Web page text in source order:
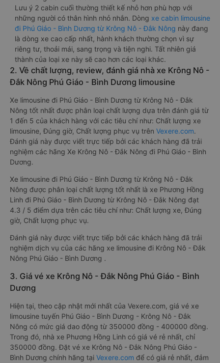
Lưu ý 2 cabin cuối thường thiết kế nhỏ hơn phù hợp với
những người có thân hình nhỏ nhắn. Dòng xe cabin limousine
đi Phú Giáo - Bình Dương từ Krông Nô - Đắk Nông này đang
là dòng xe cao cấp nhất, hành khách thường chọn vì sự
riêng tư, thoải mái, sang trọng và tiện nghi. Tất nhiên giá
thành của loại xe này sẽ cao hơn các loại khác.
2. Về chất lượng, review, đánh giá nhà xe Krông Nô -
Đắk Nông Phú Giáo - Bình Dương limousine
Xe limousine đi Phú Giáo - Bình Dương từ Krông Nô - Đắk
Nông tốt nhất được phân loại chất lượng dựa trên đánh giá từ
1 đến 5 của khách hàng với các tiêu chí như: Chất lượng xe
limousine, Đúng giờ, Chất lượng phục vụ trên Vexere.com.
Đánh giá này được viết trực tiếp bởi các khách hàng đã trải
nghiệm các hãng Xe Krông Nô - Đắk Nông đi Phú Giáo - Bình
Dương.
Xe limousine đi Phú Giáo - Bình Dương từ Krông Nô - Đắk
Nông được phân loại chất lượng tốt nhất là xe Phương Hồng
Linh đi Phú Giáo - Bình Dương từ Krông Nô - Đắk Nông đạt
4.3 / 5 điểm dựa trên các tiêu chí như: Chất lượng xe, Đúng
giờ, Chất lượng phục vụ.
Đánh giá này được viết trực tiếp bởi các khách hàng đã trải
nghiệm dịch vụ của các hãng xe limousine đi Krông Nô - Đắk
Nông Phú Giáo - Bình Dương .
3. Giá vé xe Krông Nô - Đắk Nông Phú Giáo - Bình
Dương
Hiện tại, theo cập nhật mới nhất của Vexere.com, giá vé xe
limousine tuyến Phú Giáo - Bình Dương - Krông Nô - Đắk
Nông có mức giá dao động từ 350000 đồng - 400000 đồng.
Trong đó, nhà xe Phương Hồng Linh có giá vé rẻ nhất, chỉ
350000 đồng. Đặt vé xe Krông Nô - Đắk Nông Phú Giáo -
Bình Dương chính hãng tại Vexere.com để có giá rẻ nhất, đảm